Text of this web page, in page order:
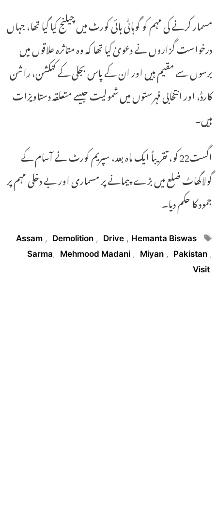
مسمار کرنے کی مہم کو گوہاٹی ہائی کورٹ میں چیلنج کیا گیا تھا، جہاں
درخواست گزاروں نے دعویٰ کیا تھا کہ وہ متاثرہ علاقوں میں
برسوں سے مقیم ہیں اور ان کے پاس بجلی کے کنکشن، راشن
کارڈ، اور انتخابی فہرستوں میں شمولیت جیسے متعلقہ دستاویزات
ہیں۔
اگست22 کو، تقریباً ایک ماہ بعد، سپریم کورٹ نے آسام کے
گولاگھاٹ ضلع میں بڑے پیمانے پر مسماری اور بے دخلی مہم پر
جمود کا حکم دیا۔
Tags
Assam , Demolition , Drive , Hemanta Biswas
Sarma, Mehmood Madani , Miyan , Pakistan ,
Visit